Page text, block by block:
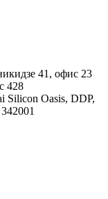
41, офис 23
428
Silicon Oasis, DDP,